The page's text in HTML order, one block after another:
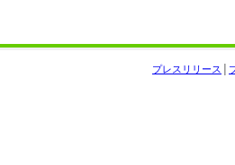
プレスリリース